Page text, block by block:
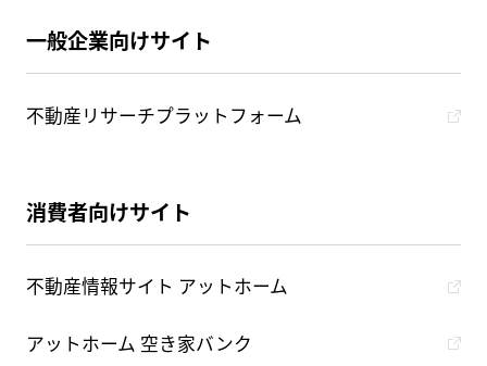
一般企業向けサイト
不動産リサーチプラットフォーム
消費者向けサイト
不動産情報サイト アットホーム
アットホーム 空き家バンク